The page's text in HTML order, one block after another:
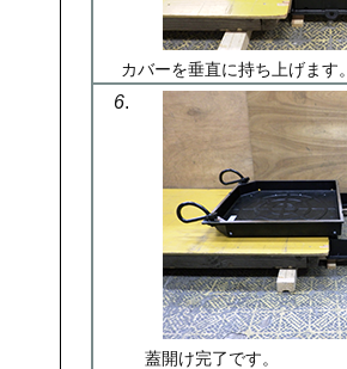
カバーを垂直に持ち上げます。
6.
蓋開け完了です。